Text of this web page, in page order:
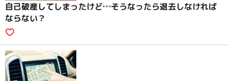
自己破産してしまったけど…そうなったら退去しなければ
ならない？